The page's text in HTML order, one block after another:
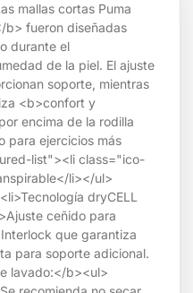
mallas cortas Puma
b> fueron diseñadas
durante el
de la piel. El ajuste
soporte, mientras
<b>confort y
encima de la rodilla
para ejercicios más
list"><li class="ico-
li></ul>
dryCELL
ceñido para
que garantiza
para soporte adicional.
lavado:</b><ul>